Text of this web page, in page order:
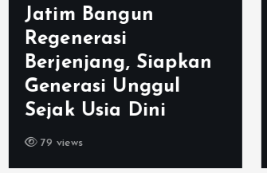
Jatim Bangun
Regenerasi
Berjenjang, Siapkan
Generasi Unggul
Sejak Usia Dini
79 views